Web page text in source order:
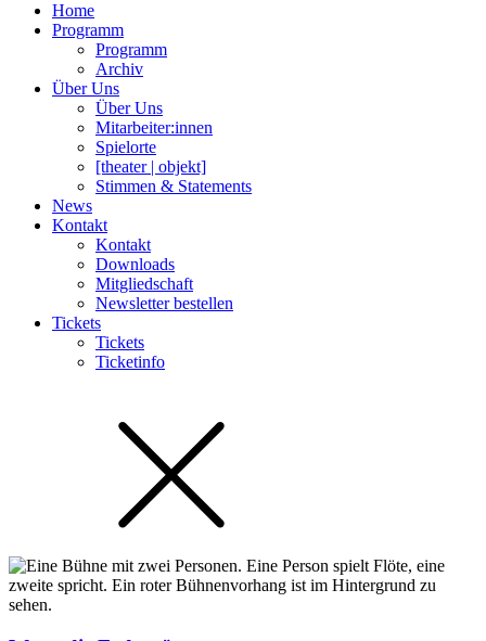
Home
Programm
Programm
Archiv
Über Uns
Über Uns
Mitarbeiter:innen
Spielorte
[theater | objekt]
Stimmen & Statements
News
Kontakt
Kontakt
Downloads
Mitgliedschaft
Newsletter bestellen
Tickets
Tickets
Ticketinfo